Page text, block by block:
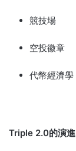
競技場
空投徽章
代幣經濟學
Triple 2.0的演進